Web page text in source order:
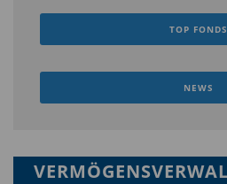
TOP FONDS
NEWS